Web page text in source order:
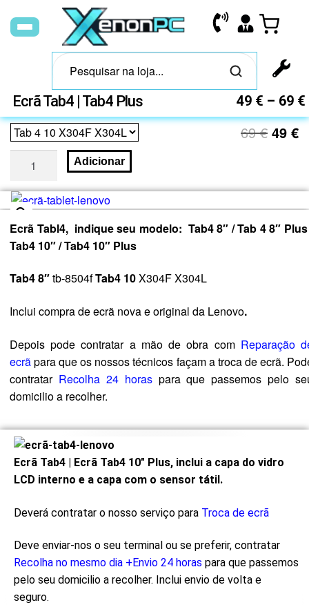
Ecrã Tab4 | Tab4 Plus 49 € – 69 €
69€ 49 €
Adicionar
🔍
Ecrã Tabl4, indique seu modelo: Tab4 8″ / Tab 4 8″
Tab4 10″ / Tab4 10″ Plus
Tab4 8″tb-8504fTab4 10X304F X304L
Inclui compra de ecrã nova e original da Lenovo.
Depois pode contratar a mão de obra com Reparação
ecrãpara que os nossos técnicos façam a troca de ecrã.
contratar Recolha 24 horaspara que passemos pelo
domicilio a recolher.
Ecrã Tab4 | Ecrã Tab4 10″ Plus, inclui a capa do vidro
LCD interno e a capa com o sensor tátil.
Deverá contratar o nosso serviço para Troca de ecrã
Deve enviar-nos o seu terminal ou se preferir, contratar
Recolha no mesmo dia +Envio 24 horas para que passemos
pelo seu domicilio a recolher. Inclui envio de volta e
seguro.